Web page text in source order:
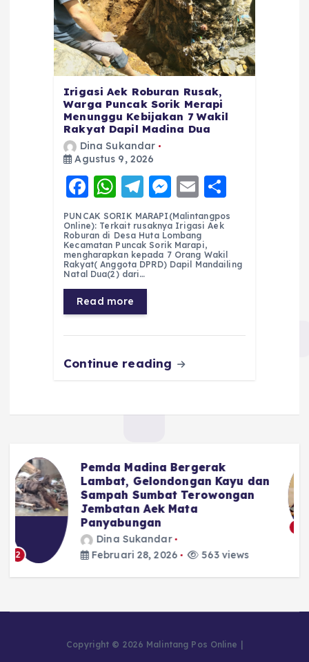
Irigasi Aek Roburan Rusak,
Warga Puncak Sorik Merapi
Menunggu Kebijakan 7 Wakil
Rakyat Dapil Madina Dua
Dina Sukandar
Agustus 9, 2026
F
a
c
e
b
o
o
k
W
h
a
ts
A
p
p
T
el
e
g
r
a
m
M
e
ss
e
n
E
m
ai
l
h
re
PUNCAK SORIK MARAPI(Malintangpos
Online): Terkait rusaknya Irigasi Aek
Roburan di Desa Huta Lombang
Kecamatan Puncak Sorik Marapi,
mengharapkan kepada 7 Orang Wakil
Rakyat( Anggota DPRD) Dapil Mandailing
Natal Dua(2) dari…
Read more
Continue reading
Advocat Nasional : Hal Kecil
Saja DPRD Tidak Berani,
Apalagi Soal APBD Madina
Dina Sukandar
Februari 28, 2026